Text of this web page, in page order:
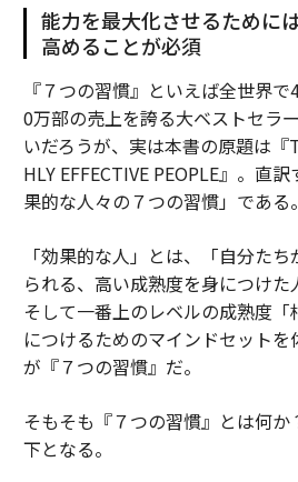
能力を最大化させるために
高めることが必須
『７つの習慣』といえば全世界
0万部の売上を誇る大ベストセラ
いだろうが、実は本書の原題は『
HLY EFFECTIVE PEOPLE』。直
果的な人々の７つの習慣」である。
「効果的な人」とは、「自分た
られる、高い成熟度を身につけた
そして一番上のレベルの成熟度
につけるためのマインドセット
が『７つの習慣』だ。
そもそも『７つの習慣』とは何
下となる。